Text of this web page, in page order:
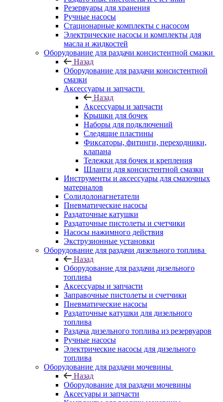
Резервуары для хранения
Ручные насосы
Стационарные комплекты с насосом
Электрические насосы и комплекты для
масла и жидкостей
Оборудование для раздачи консистентной смазки
Назад
Оборудование для раздачи консистентной
смазки
Аксессуары и запчасти
Назад
Аксессуары и запчасти
Крышки для бочек
Наборы для подключений
Следящие пластины
Фиксаторы, фитинги, переходники,
клапана
Тележки для бочек и крепления
Шланги для консистентной смазки
Инструменты и аксессуары для смазочных
материалов
Солидолонагнетатели
Пневматические насосы
Раздаточные катушки
Раздаточные пистолеты и счетчики
Насосы нажимного действия
Экструзионные установки
Оборудование для раздачи дизельного топлива
Назад
Оборудование для раздачи дизельного
топлива
Аксессуары и запчасти
Заправочные пистолеты и счетчики
Пневматические насосы
Раздаточные катушки для дизельного
топлива
Раздача дизельного топлива из резервуаров
Ручные насосы
Электрические насосы для дизельного
топлива
Оборудование для раздачи мочевины
Назад
Оборудование для раздачи мочевины
Аксесуары и запчасти